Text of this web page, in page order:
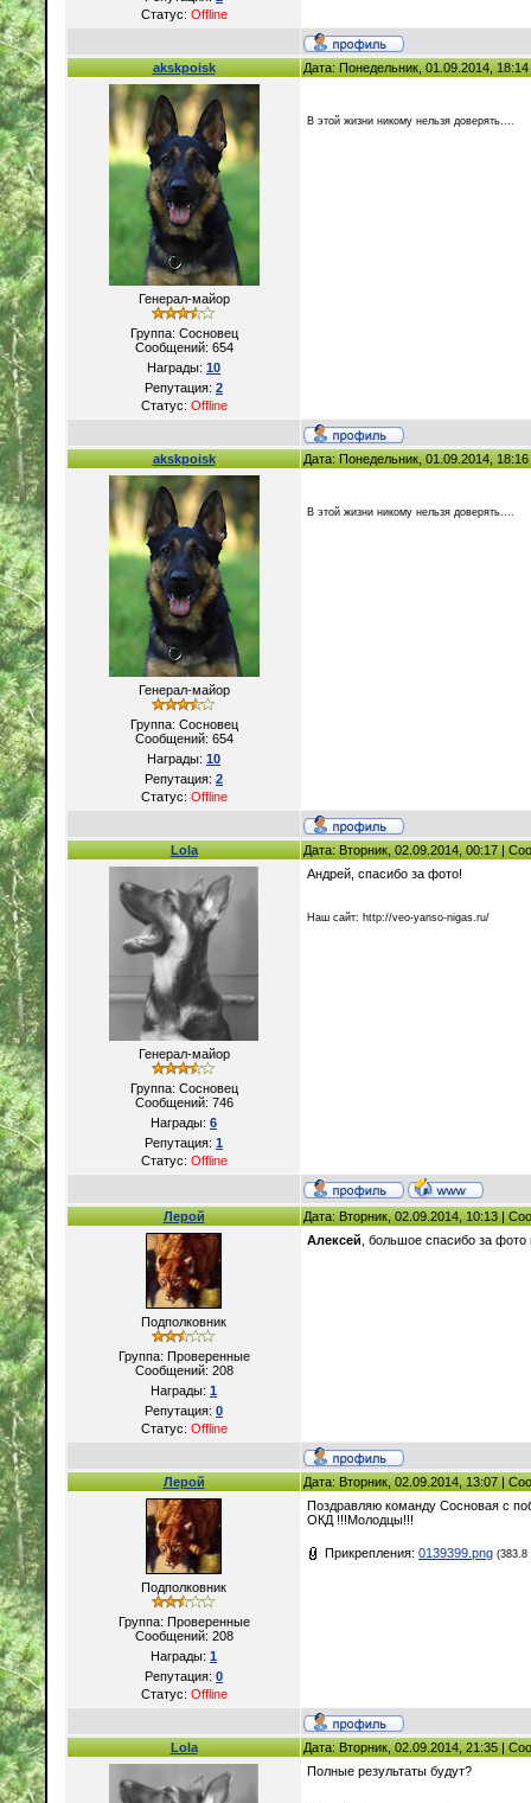
Статус: Offline
akskpoisk Дата: Понедельник, 01.09.2014,
Генерал-майор
Группа: Сосновец
Сообщений: 654
Награды: 10
Репутация: 2
Статус: Offline
В этой жизни никому нельзя доверять....
akskpoisk Дата: Понедельник, 01.09.2014,
Генерал-майор
Группа: Сосновец
Сообщений: 654
Награды: 10
Репутация: 2
Статус: Offline
В этой жизни никому нельзя доверять....
Lola Дата: Вторник, 02.09.2014, 00:17 |
Генерал-майор
Группа: Сосновец
Сообщений: 746
Награды: 6
Репутация: 1
Статус: Offline
Андрей, спасибо за фото!
Наш сайт: http://veo-yanso-nigas.ru/
Лерой Дата: Вторник, 02.09.2014, 10:13 |
Подполковник
Группа: Проверенные
Сообщений: 208
Награды: 1
Репутация: 0
Статус: Offline
Алексей , большое спасибо за фото
Лерой Дата: Вторник, 02.09.2014, 13:07 |
Подполковник
Группа: Проверенные
Сообщений: 208
Награды: 1
Репутация: 0
Статус: Offline
Поздравляю команду Сосновая с
ОКД !!!Молодцы!!!
Прикрепления: 0139399.png (383.8
Lola Дата: Вторник, 02.09.2014, 21:35 |
Полные результаты будут?